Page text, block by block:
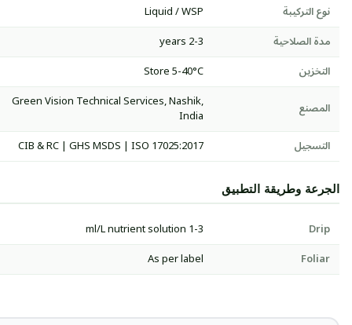
نوع التركيبة
Liquid / WSP
مدة الصلاحية
2-3 years
التخزين
Store 5-40°C
المصنع
Green Vision Technical Services, Nashik,
India
التسجيل
CIB & RC | GHS MSDS | ISO 17025:2017
الجرعة وطريقة التطبيق
Drip
1-3 ml/L nutrient solution
Foliar
As per label